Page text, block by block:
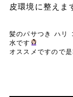
皮環境に整えま
髪のパサつき ハリ
水です
オススメですので